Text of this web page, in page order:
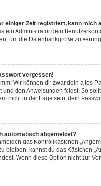
einiger Zeit registriert, kann mich
ein Administrator dein
um die Datenbankgröße zu
vergessen!
Wir können dir zwar dein altes
und den Anweisungen folgst. So
nicht in der Lage sein, dein
automatisch abgemeldet?
das Kontrollkästchen
bleiben, kannst du das Kästchen
Wenn diese Option nicht zur